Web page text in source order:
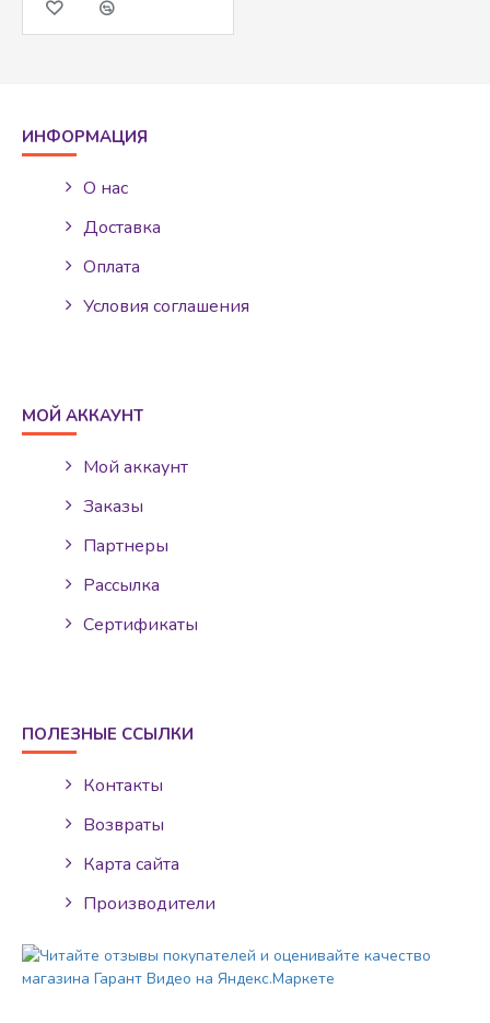
ИНФОРМАЦИЯ
О нас
Доставка
Оплата
Условия соглашения
МОЙ АККАУНТ
Мой аккаунт
Заказы
Партнеры
Рассылка
Сертификаты
ПОЛЕЗНЫЕ ССЫЛКИ
Контакты
Возвраты
Карта сайта
Производители